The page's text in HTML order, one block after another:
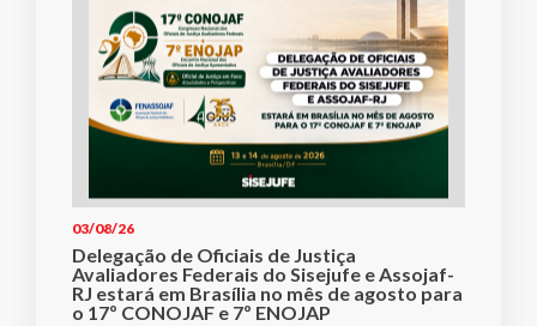
03/08/26
Delegação de Oficiais de Justiça
Avaliadores Federais do Sisejufe e Assojaf-
RJ estará em Brasília no mês de agosto para
o 17º CONOJAF e 7º ENOJAP